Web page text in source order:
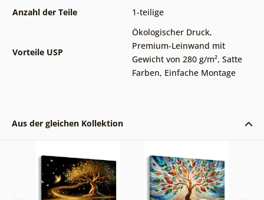
Anzahl der Teile
1-teilige
Vorteile USP
Ökologischer Druck,
Premium-Leinwand mit
Gewicht von 280 g/m², Satte
Farben, Einfache Montage
Aus der gleichen Kollektion